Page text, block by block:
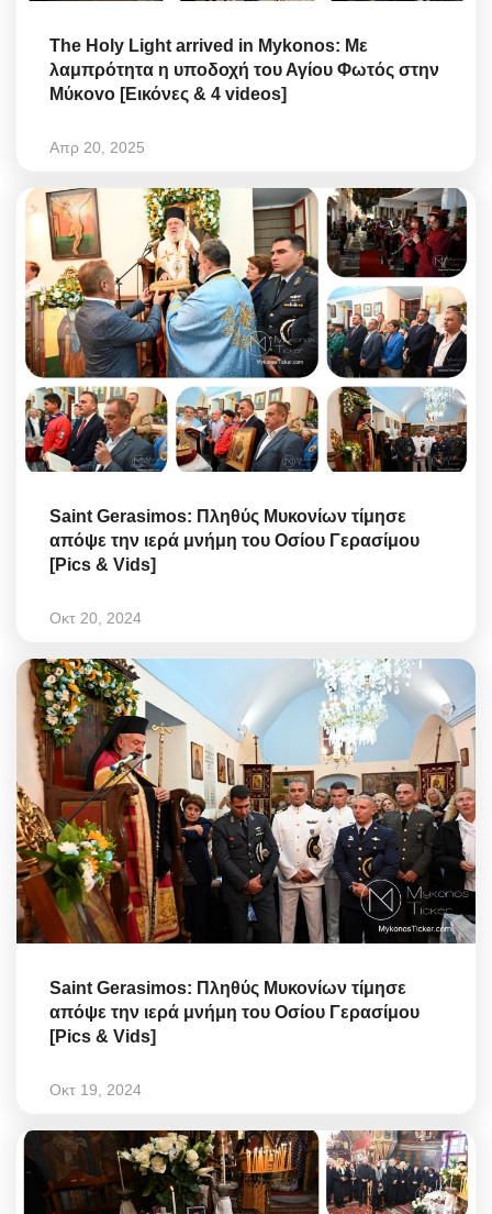
The Holy Light arrived in Mykonos: Με
λαμπρότητα η υποδοχή τoυ Αγίoυ Φωτός στην
Mύκovo [Εικόνες & 4 videos]
Απρ 20, 2025
Saint Gerasimos: Πληθύς Μυκονίων τίμησε
απόψε την ιερά μνήμη του Οσίου Γερασίμου
[Pics & Vids]
Οκτ 20, 2024
Saint Gerasimos: Πληθύς Μυκονίων τίμησε
απόψε την ιερά μνήμη του Οσίου Γερασίμου
[Pics & Vids]
Οκτ 19, 2024